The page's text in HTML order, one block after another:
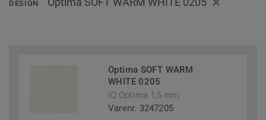
DESIGN
Optima SOFT WARM
WHITE 0205
iQ Optima 1,5 mm
Varenr. 3247205